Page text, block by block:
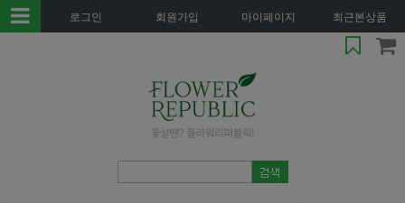
로그인 회원가입 마이페이지 최근본상품